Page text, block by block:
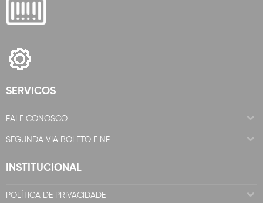
SERVICOS
FALE CONOSCO
SEGUNDA VIA BOLETO E NF
INSTITUCIONAL
POLÍTICA DE PRIVACIDADE